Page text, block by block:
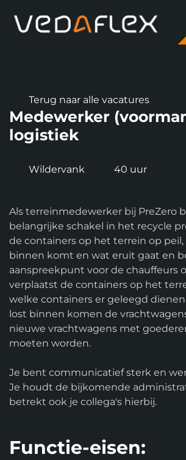
Terug naar alle vacatures
Medewerker
logistiek
Wildervank 40 uur
Als terreinmedewerker bij PreZero
belangrijke schakel in het recycle
de containers op het terrein op
binnen komt en wat eruit gaat en
aanspreekpunt voor de chauffeurs
verplaatst de containers op het
welke containers er geleegd
lost binnen komen de
nieuwe vrachtwagens met
moeten worden.
Je bent communicatief sterk en
Je houdt de bijkomende
betrekt ook je collega's hierbij.
Functie-eisen: